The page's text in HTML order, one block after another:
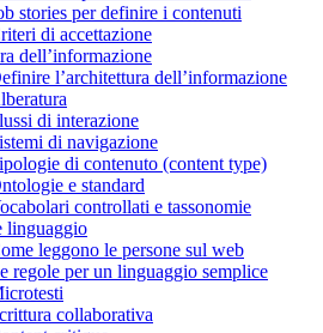
stories per definire i contenuti
di accettazione
dell’informazione
l’architettura dell’informazione
di interazione
di navigazione
di contenuto (content type)
e standard
controllati e tassonomie
linguaggio
leggono le persone sul web
regole per un linguaggio semplice
collaborativa